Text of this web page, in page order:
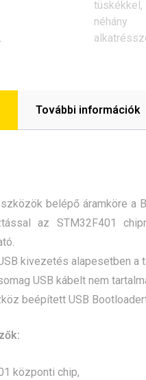
További információk
belépő áramköre a
az STM32F401
kivezetés alapesetben
USB kábelt nem
beépített USB
központi chip,